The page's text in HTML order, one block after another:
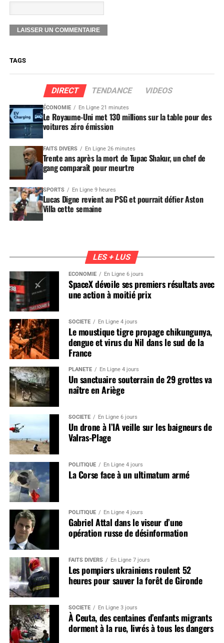
TAGS
DIRECT TENDANCE VIDEOS
ÉCONOMIE En Ligne 21 minutes
Le Royaume-Uni met 130 millions sur la table pour des
voitures zéro émission
FAITS DIVERS En Ligne 26 minutes
Trente ans après la mort de Tupac Shakur, un chef de
gang comparaît pour meurtre
SPORTS En Ligne 9 heures
Lucas Digne revient au PSG et pourrait défier Aston
Villa cette semaine
LES + LUS
ÉCONOMIE En Ligne 6 jours
SpaceX dévoile ses premiers résultats avec
une action à moitié prix
SOCIÉTÉ En Ligne 4 jours
Le moustique tigre propage chikungunya,
dengue et virus du Nil dans le sud de la
France
PLANÈTE En Ligne 4 jours
Un sanctuaire souterrain de 29 grottes va
naître en Ariège
SOCIÉTÉ En Ligne 6 jours
Un drone à l’IA veille sur les baigneurs de
Valras-Plage
POLITIQUE En Ligne 4 jours
La Corse face à un ultimatum armé
POLITIQUE En Ligne 4 jours
Gabriel Attal dans le viseur d’une
opération russe de désinformation
FAITS DIVERS En Ligne 7 jours
Les pompiers ukrainiens roulent 52
heures pour sauver la forêt de Gironde
SOCIÉTÉ En Ligne 3 jours
À Ceuta, des centaines d’enfants migrants
dorment à la rue, livrés à tous les dangers